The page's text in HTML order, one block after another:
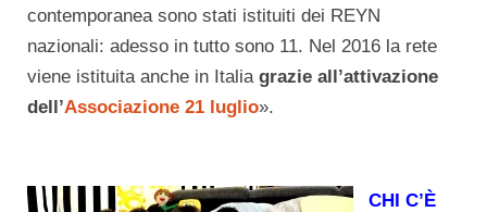
contemporanea sono stati istituiti dei REYN
nazionali: adesso in tutto sono 11. Nel 2016 la rete
viene istituita anche in Italia grazie all’attivazione
dell’Associazione 21 luglio».
CHI C’È